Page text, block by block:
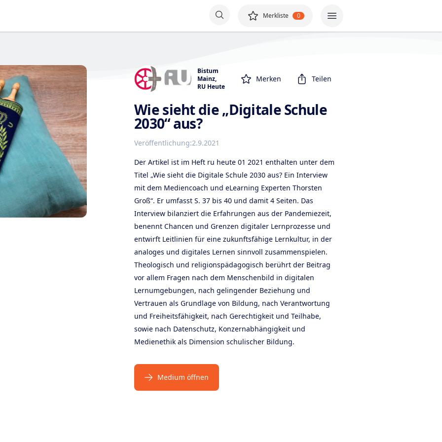
Merkliste 0
Bistum
Mainz,
RU Heute
Merken Teilen
Wie sieht die „Digitale Schule
2030“ aus?
Veröffentlichung:2.9.2021
Der Artikel ist im Heft ru heute 01 2021 enthalten unter dem
Titel „Wie sieht die Digitale Schule 2030 aus? Ein Interview
mit dem Mediencoach und eLearning Experten Thorsten
Groß“. Er umfasst S. 37 bis 40 und damit 4 Seiten. Das
Interview bilanziert die Erfahrungen aus der Pandemiezeit,
benennt Chancen und Grenzen digitaler Lernprozesse und
entwirft Leitlinien für eine zukunftsfähige Lernkultur, in der
analoges und digitales Lernen sinnvoll zusammenspielen.
Theologisch und religionspädagogisch berührt der Beitrag
vor allem Fragen nach dem Menschenbild in digitalen
Lernumgebungen, nach gelingender Beziehung und
Vertrauen als Grundlage von Bildung, nach Verantwortung
und Freiheitsfähigkeit, nach Gerechtigkeit und Teilhabe,
sowie nach Datenschutz, Konzernabhängigkeit und
Medienethik als Dimension schulischer Bildung.
Medium öffnen